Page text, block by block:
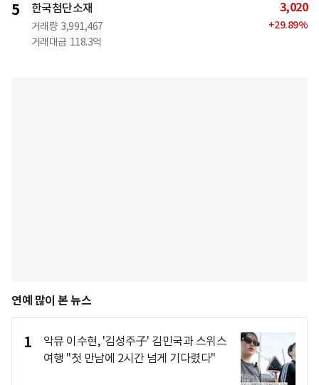
5 한국첨단소재
거래량 3,991,467
거래대금 118.3억
3,020
+29.89%
연예 많이 본 뉴스
1
악뮤 이수현, '김성주子' 김민국과 스위스
여행 "첫 만남에 2시간 넘게 기다렸다"